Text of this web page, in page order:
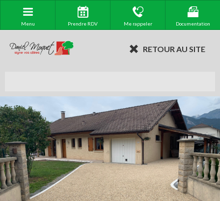
Menu Prendre RDV Me rappeler Documentation
RETOUR AU SITE